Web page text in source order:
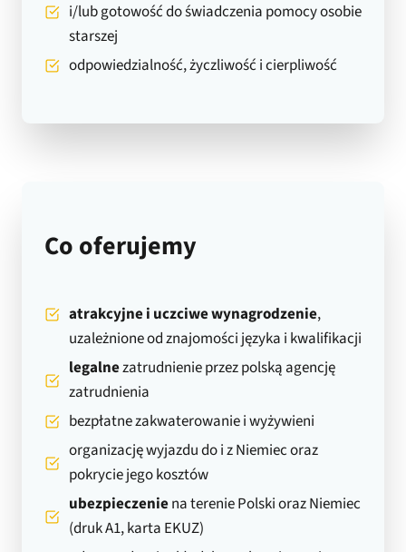
i/lub gotowość do świadczenia pomocy osobie
starszej
odpowiedzialność, życzliwość i cierpliwość
Co oferujemy
atrakcyjne i uczciwe wynagrodzenie,
uzależnione od znajomości języka i kwalifikacji
legalnezatrudnienie przez polską agencję
zatrudnienia
bezpłatne zakwaterowanie i wyżywieni
organizację wyjazdu do i z Niemiec oraz
pokrycie jego kosztów
ubezpieczeniena terenie Polski oraz Niemiec
(druk A1, karta EKUZ)